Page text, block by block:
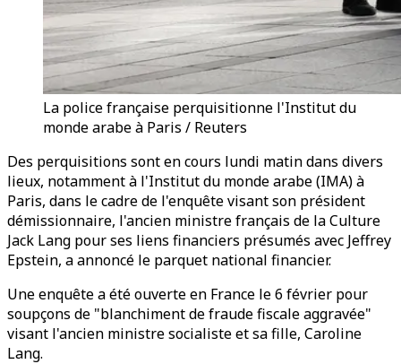
La police française perquisitionne l'Institut du
monde arabe à Paris / Reuters
Des perquisitions sont en cours lundi matin dans divers
lieux, notamment à l'Institut du monde arabe (IMA) à
Paris, dans le cadre de l'enquête visant son président
démissionnaire, l'ancien ministre français de la Culture
Jack Lang pour ses liens financiers présumés avec Jeffrey
Epstein, a annoncé le parquet national financier.
Une enquête a été ouverte en France le 6 février pour
soupçons de "blanchiment de fraude fiscale aggravée"
visant l'ancien ministre socialiste et sa fille, Caroline
Lang.